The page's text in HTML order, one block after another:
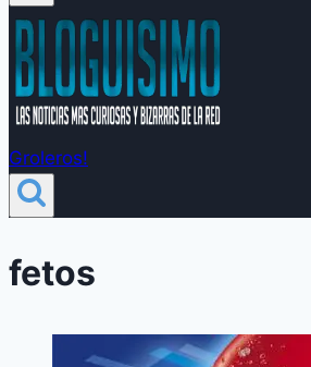
Groleros!
fetos